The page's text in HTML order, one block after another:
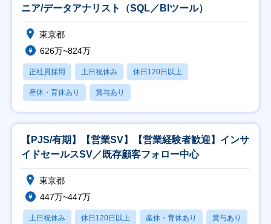
ニア/データアナリスト（SQL／BIツール）
東京都
626万~824万
正社員採用 土日祝休み 休日120日以上
産休・育休あり 賞与あり
【PJS/有期】【営業SV】【営業経験者歓迎】インサ
イドセールスSV／既存顧客フォロー中心
東京都
447万~447万
土日祝休み 休日120日以上 産休・育休あり 賞与あり